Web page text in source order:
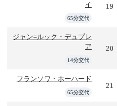
イ
65分交代
19
ジャン=ルック・デュプレ
ア
14分交代
20
フランソワ・ホーハード
65分交代
21